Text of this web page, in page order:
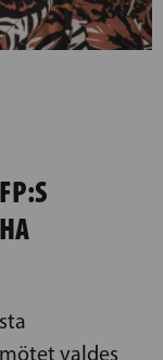
valdes